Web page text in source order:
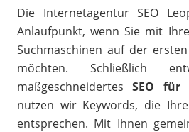
Die Internetagentur SEO
Anlaufpunkt, wenn Sie mit
Suchmaschinen auf der
möchten. Schließlich
maßgeschneidertesSEO für
nutzen wir Keywords, die
entsprechen. Mit Ihnen